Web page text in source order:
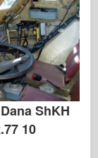
ShKH
10